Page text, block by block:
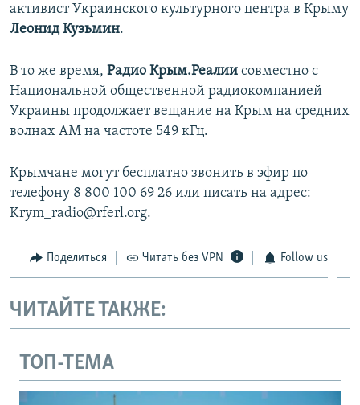
активист Украинского культурного центра в Крыму
Леонид Кузьмин.
В то же время, Радио Крым.Реалии совместно с
Национальной общественной радиокомпанией
Украины продолжает вещание на Крым на средних
волнах АМ на частоте 549 кГц.
Крымчане могут бесплатно звонить в эфир по
телефону 8 800 100 69 26 или писать на адрес:
Krym_radio@rferl.org.
Поделиться Читать без VPN Follow us
ЧИТАЙТЕ ТАКЖЕ:
ТОП-ТЕМА